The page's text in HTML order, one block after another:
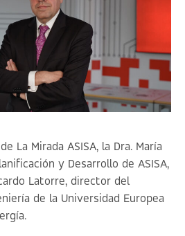
La Mirada ASISA, la Dra. María
y Desarrollo de ASISA,
Latorre, director del
de la Universidad Europea